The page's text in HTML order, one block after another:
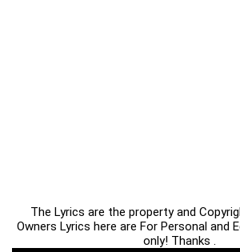
The Lyrics are the property and
Owners Lyrics here are For Personal and
only! Thanks .